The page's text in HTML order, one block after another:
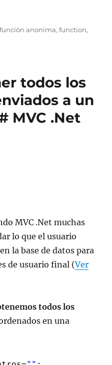
Etiquetas
función anonima,function,
todos los
a un
MVC .Net
MVC .Net muchas
lo que el usuario
la base de datos para
de usuario final (Ver
todos los
en una